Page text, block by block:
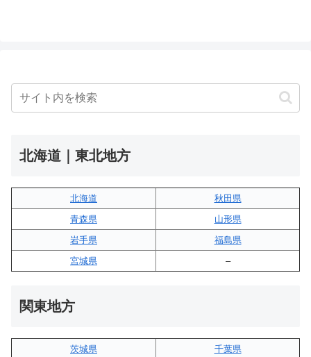
北海道｜東北地方
北海道
秋田県
青森県
山形県
岩手県
福島県
宮城県
–
関東地方
茨城県
千葉県